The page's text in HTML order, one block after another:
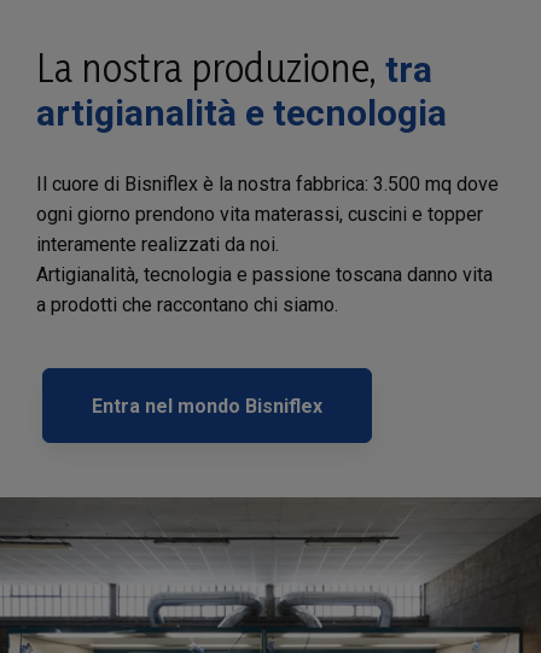
La nostra produzione, tra
artigianalità e tecnologia
Il cuore di Bisniflex è la nostra fabbrica: 3.500 mq dove
ogni giorno prendono vita materassi, cuscini e topper
interamente realizzati da noi.
Artigianalità, tecnologia e passione toscana danno vita
a prodotti che raccontano chi siamo.
Entra nel mondo Bisniflex